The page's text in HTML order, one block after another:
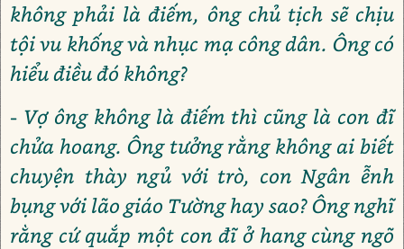
không phải là điếm, ông chủ tịch sẽ chịu
tội vu khống và nhục mạ công dân. Ông có
hiểu điều đó không?
- Vợ ông không là điếm thì cũng là con đĩ
chửa hoang. Ông tưởng rằng không ai biết
chuyện thày ngủ với trò, con Ngân ễnh
bụng với lão giáo Tường hay sao? Ông nghĩ
rằng cứ quắp một con đĩ ở hang cùng ngõ